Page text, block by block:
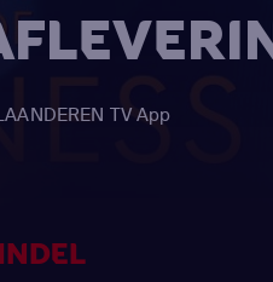
TV App